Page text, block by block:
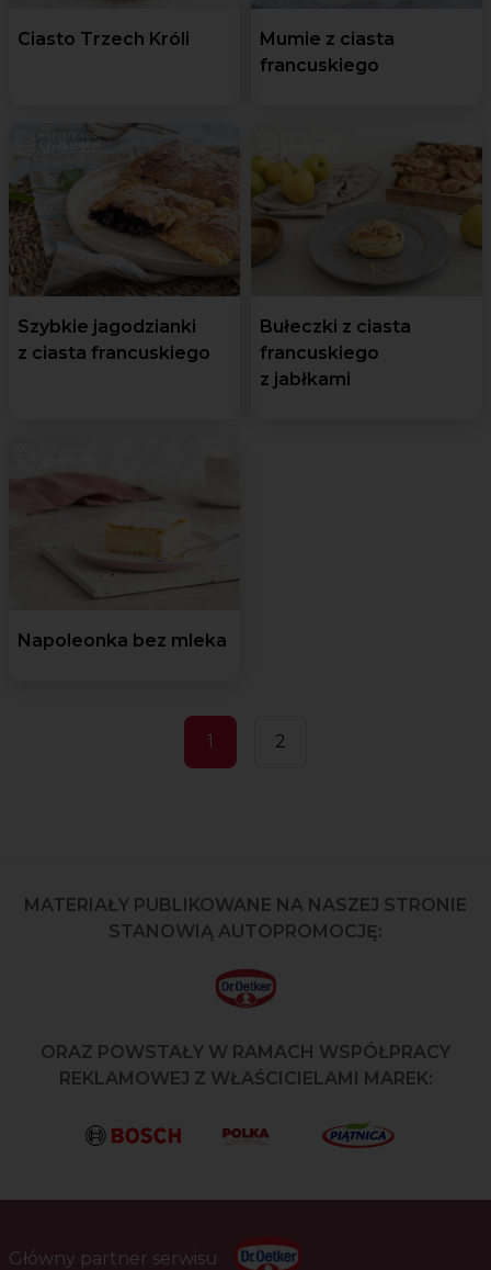
Ciasto Trzech Króli
Mumie z ciasta
francuskiego
Szybkie jagodzianki
z ciasta francuskiego
Bułeczki z ciasta
francuskiego
z jabłkami
Napoleonka bez mleka
1 2
MATERIAŁY PUBLIKOWANE NA NASZEJ STRONIE
STANOWIĄ AUTOPROMOCJĘ:
ORAZ POWSTAŁY W RAMACH WSPÓŁPRACY
REKLAMOWEJ Z WŁAŚCICIELAMI MAREK:
Główny partner serwisu